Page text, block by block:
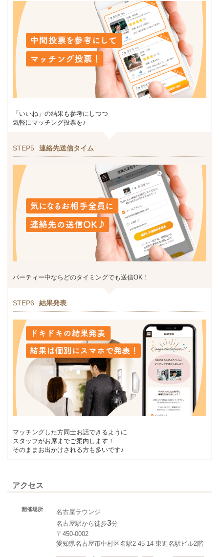
「いいね」の結果も参考にしつつ
気軽にマッチング投票を♪
STEP5 連絡先送信タイム
パーティー中ならどのタイミングでも送信OK！
STEP6 結果発表
マッチングした方同士お話できるように
スタッフがお席までご案内します！
そのままお出かけされる方も多いです♪
アクセス
開催場所
名古屋ラウンジ
名古屋駅から徒歩3分
〒450-0002
愛知県名古屋市中村区名駅2-45-14 東進名駅ビル2階